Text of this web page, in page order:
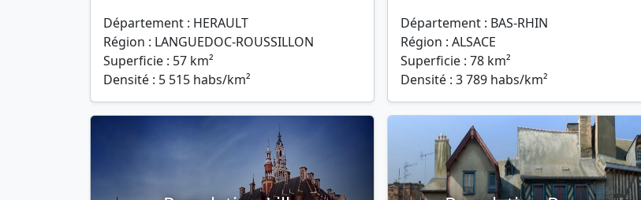
Département : HERAULT
Région : LANGUEDOC-ROUSSILLON
Superficie : 57 km²
Densité : 5 515 habs/km²
Département : BAS-RHIN
Région : ALSACE
Superficie : 78 km²
Densité : 3 789 habs/km²